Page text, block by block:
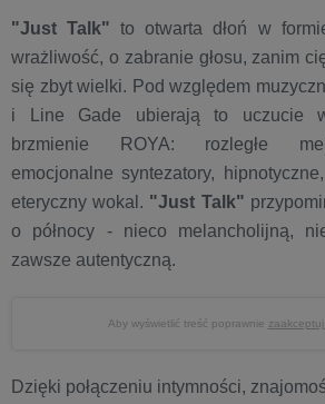
"Just Talk" to otwarta dłoń w
wrażliwość, o zabranie głosu, zanim
się zbyt wielki. Pod względem
i Line Gade ubierają to uczucie w
brzmienie ROYA: rozległe
emocjonalne syntezatory,
eteryczny wokal. "Just Talk"
o północy - nieco melancholijną,
zawsze autentyczną.
Aby wyświetlić treść poprawnie zaakceptuj
Dzięki połączeniu intymności,